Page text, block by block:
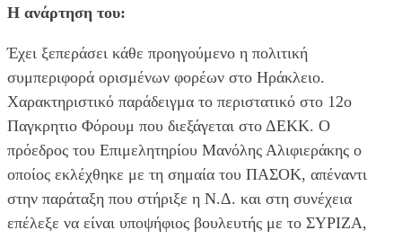
Η ανάρτηση του:
Έχει ξεπεράσει κάθε προηγούμενο η πολιτική
συμπεριφορά ορισμένων φορέων στο Ηράκλειο.
Χαρακτηριστικό παράδειγμα το περιστατικό στο 12ο
Παγκρητιο Φόρουμ που διεξάγεται στο ΔΕΚΚ. Ο
πρόεδρος του Επιμελητηρίου Μανόλης Αλιφιεράκης ο
οποίος εκλέχθηκε με τη σημαία του ΠΑΣΟΚ, απέναντι
στην παράταξη που στήριξε η Ν.Δ. και στη συνέχεια
επέλεξε να είναι υποψήφιος βουλευτής με το ΣΥΡΙΖΑ,